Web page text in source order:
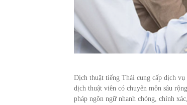
Dịch thuật tiếng Thái cung cấp dịch
dịch thuật viên có chuyên môn sâu
pháp ngôn ngữ nhanh chóng, chính